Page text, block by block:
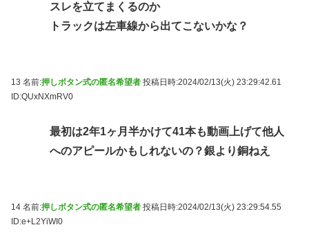
スレを立てまくるのか
トラックは左車線から出てこないかな？
13 名前:押しボタン式の匿名希望者 投稿日時:2024/02/13(火) 23:29:42.61
ID:QUxNXmRV0
最初は2年1ヶ月半かけて41本も動画上げて他人
へのアピールかもしれないの？銀より銅ねえ
14 名前:押しボタン式の匿名希望者 投稿日時:2024/02/13(火) 23:29:54.55
ID:e+L2YiWI0